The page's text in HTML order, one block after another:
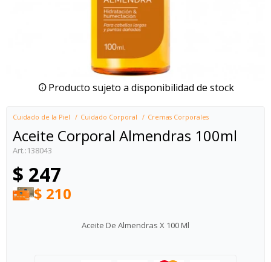
Producto sujeto a disponibilidad de stock
Cuidado de la Piel Cuidado Corporal Cremas Corporales
Aceite Corporal Almendras 100ml
138043
$ 247
$ 210
Aceite De Almendras X 100 Ml